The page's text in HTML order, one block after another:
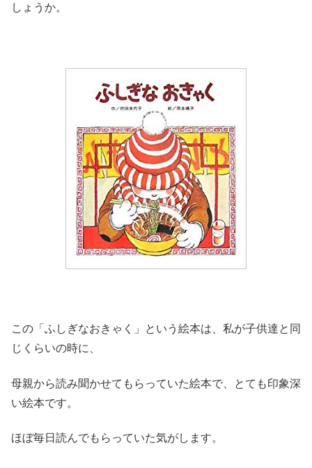
しょうか。
この「ふしぎなおきゃく」という絵本は、私が子供達と同
じくらいの時に、
母親から読み聞かせてもらっていた絵本で、とても印象深
い絵本です。
ほぼ毎日読んでもらっていた気がします。